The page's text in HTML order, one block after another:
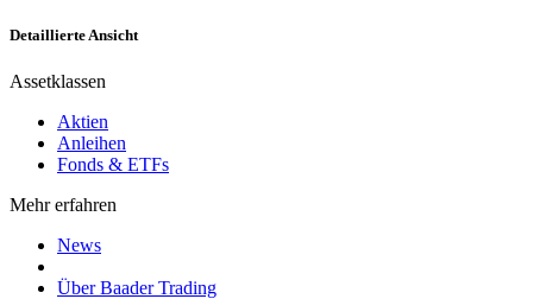
Detaillierte Ansicht
Assetklassen
Aktien
Anleihen
Fonds & ETFs
Mehr erfahren
News
Über Baader Trading